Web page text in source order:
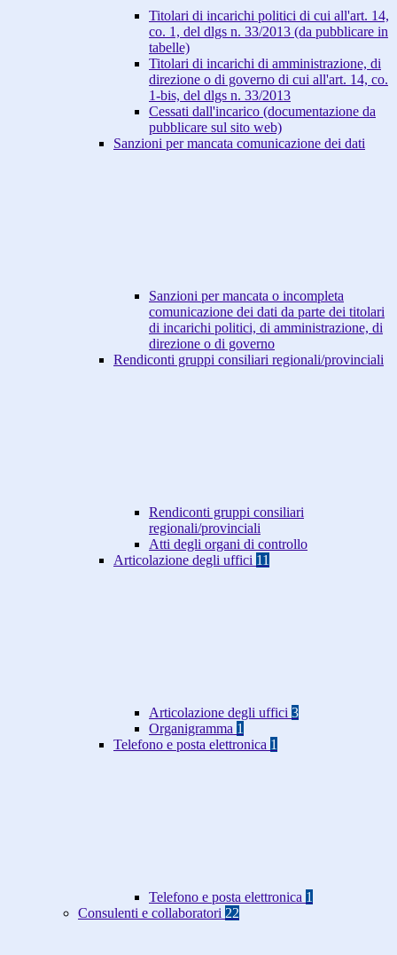
Titolari di incarichi politici di cui all'art. 14,
co. 1, del dlgs n. 33/2013 (da pubblicare in
tabelle)
Titolari di incarichi di amministrazione, di
direzione o di governo di cui all'art. 14, co.
1-bis, del dlgs n. 33/2013
Cessati dall'incarico (documentazione da
pubblicare sul sito web)
Sanzioni per mancata comunicazione dei dati
Sanzioni per mancata o incompleta
comunicazione dei dati da parte dei titolari
di incarichi politici, di amministrazione, di
direzione o di governo
Rendiconti gruppi consiliari regionali/provinciali
Rendiconti gruppi consiliari
regionali/provinciali
Atti degli organi di controllo
Articolazione degli uffici 11
Articolazione degli uffici 3
Organigramma 1
Telefono e posta elettronica 1
Telefono e posta elettronica 1
Consulenti e collaboratori 22